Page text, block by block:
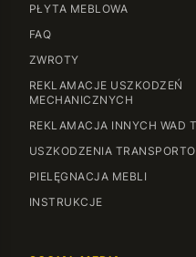
PŁYTA MEBLOWA
FAQ
ZWROTY
REKLAMACJE USZKODZEŃ
MECHANICZNYCH
REKLAMACJA INNYCH WAD
USZKODZENIA
PIELĘGNACJA MEBLI
INSTRUKCJE